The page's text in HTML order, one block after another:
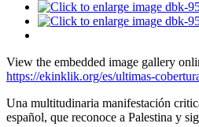
View the embedded image gallery
https://ekinklik.org/es/ultimas-
Una multitudinaria manifestación
español, que reconoce a Palestina y